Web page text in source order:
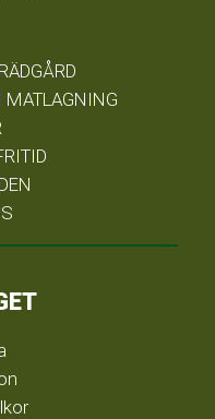
MATLAGNING